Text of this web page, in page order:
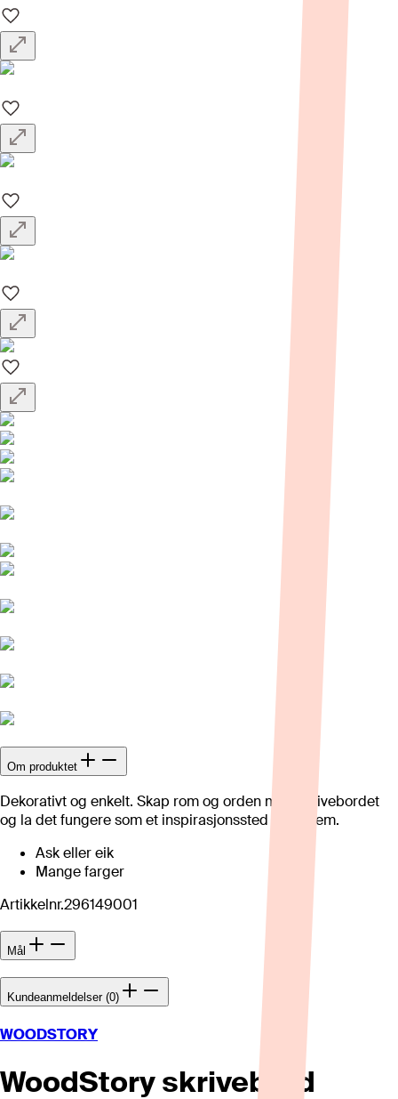
Om produktet
Dekorativt og enkelt. Skap rom og orden med skrivebordet
og la det fungere som et inspirasjonssted i ditt hjem.
Ask eller eik
Mange farger
Artikkelnr.296149001
Mål
Kundeanmeldelser (0)
WOODSTORY
WoodStory skrivebord